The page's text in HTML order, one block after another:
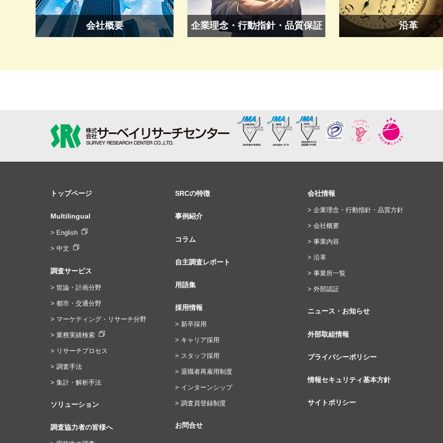
会社概要 企業理念・行動指針・品質保証 沿革
トップページ
Multilingual
> English
> 中文
調査サービス
> 世論・計画分野
> 都市・交通分野
> マーケティング・リサーチ分野
> 業務実績検索
> リサーチプロセス
> 調査手法
> 集計・解析手法
ソリューション
調査協力者の皆様へ
SRCの特徴
事例紹介
コラム
自主調査レポート
用語集
採用情報
> 新卒採用
> キャリア採用
> スタッフ採用
> 退職者再雇用制度
> インターンシップ
> 調査員登録制度
お問合せ
会社情報
> 企業理念・行動指針・品質方針
> 会社概要
> 事業内容
> 沿革
> 事業所一覧
> 外部認証
ニュース・お知らせ
外部取組情報
プライバシーポリシー
情報セキュリティ基本方針
サイトポリシー